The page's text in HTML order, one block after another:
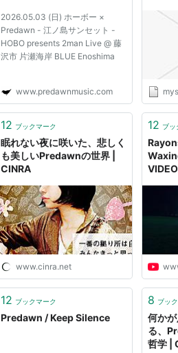
2026.05.03 (日) ホーボー ×
Predawn - 江ノ島サンセット -
HOBO presents 2man Live @ 藤
沢市 片瀬海岸 BLUE Enoshima
www.predawnmusic.com
12 ブックマーク
眠れない夜に咲いた、悲しく
も美しいPredawnの世界 |
CINRA
www.cinra.net
12 ブッ
12 ブックマーク
Predawn / Keep Silence
8 ブッ
何か
る、
哲学 |